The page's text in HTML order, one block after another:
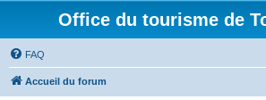
Office du tourisme de
FAQ
Accueil du forum